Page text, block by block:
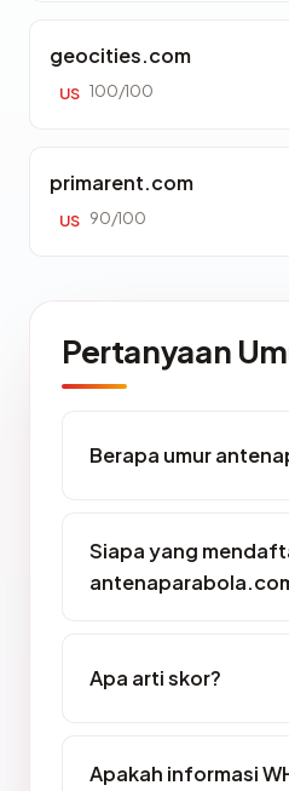
geocities.com
US 100/100
primarent.com
US 90/100
Pertanyaan
Berapa umur
Siapa yang
Apa arti skor?
Apakah informasi